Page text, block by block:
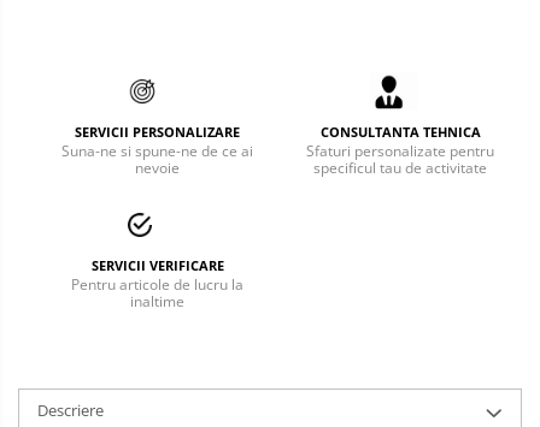
Puncte de ancorare
Pantofi de protectie
Sandale de protectie
Bocanci de protectie
Incaltaminte alba de protectie
SERVICII PERSONALIZARE
Suna-ne si spune-ne de ce ai
nevoie
CONSULTANTA TEHNICA
Sfaturi personalizate pentru
specificul tau de activitate
SERVICII VERIFICARE
Pentru articole de lucru la
inaltime
Descriere